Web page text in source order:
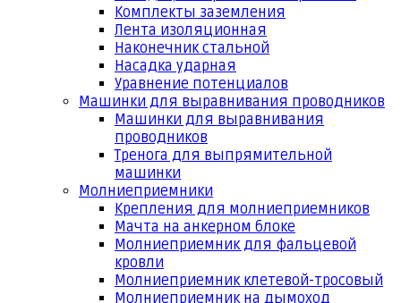
Комплекты заземления
Лента изоляционная
Наконечник стальной
Насадка ударная
Уравнение потенциалов
Машинки для выравнивания проводников
Машинки для выравнивания
проводников
Тренога для выпрямительной
машинки
Молниеприемники
Крепления для молниеприемников
Мачта на анкерном блоке
Молниеприемник для фальцевой
кровли
Молниеприемник клетевой-тросовый
Молниеприемник на дымоход